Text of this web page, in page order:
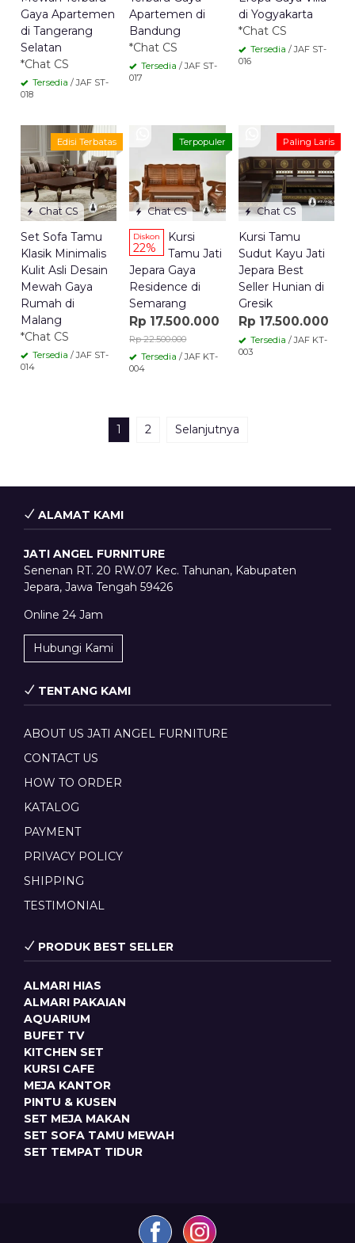
Gaya Apartemen
di Tangerang
Selatan
*Chat CS
Tersedia / JAF ST-
018
Apartemen di
Bandung
*Chat CS
Tersedia / JAF ST-
017
di Yogyakarta
*Chat CS
Tersedia / JAF ST-
016
Chat CS
Edisi Terbatas
Set Sofa Tamu
Klasik Minimalis
Kulit Asli Desain
Mewah Gaya
Rumah di
Malang
*Chat CS
Tersedia / JAF ST-
014
Chat CS
Terpopuler
Diskon
22%
Kursi
Tamu Jati
Jepara Gaya
Residence di
Semarang
Rp 17.500.000
Rp 22.500.000
Tersedia / JAF KT-
004
Chat CS
Paling Laris
Kursi Tamu
Sudut Kayu Jati
Jepara Best
Seller Hunian di
Gresik
Rp 17.500.000
Tersedia / JAF KT-
003
1 2 Selanjutnya
ALAMAT KAMI
JATI ANGEL FURNITURE
Senenan RT. 20 RW.07 Kec. Tahunan, Kabupaten
Jepara, Jawa Tengah 59426
Online 24 Jam
Hubungi Kami
TENTANG KAMI
ABOUT US JATI ANGEL FURNITURE
CONTACT US
HOW TO ORDER
KATALOG
PAYMENT
PRIVACY POLICY
SHIPPING
TESTIMONIAL
PRODUK BEST SELLER
ALMARI HIAS
ALMARI PAKAIAN
AQUARIUM
BUFET TV
KITCHEN SET
KURSI CAFE
MEJA KANTOR
PINTU & KUSEN
SET MEJA MAKAN
SET SOFA TAMU MEWAH
SET TEMPAT TIDUR